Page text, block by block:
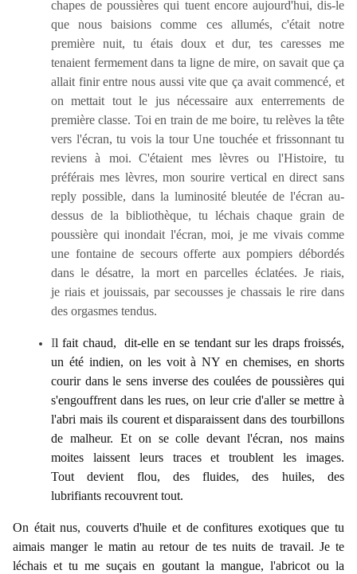
chapes de poussières qui tuent encore aujourd'hui, dis-le
que nous baisions comme ces allumés, c'était notre
première nuit, tu étais doux et dur, tes caresses me
tenaient fermement dans ta ligne de mire, on savait que ça
allait finir entre nous aussi vite que ça avait commencé, et
on mettait tout le jus nécessaire aux enterrements de
première classe. Toi en train de me boire, tu relèves la tête
vers l'écran, tu vois la tour Une touchée et frissonnant tu
reviens à moi. C'étaient mes lèvres ou l'Histoire, tu
préférais mes lèvres, mon sourire vertical en direct sans
reply possible, dans la luminosité bleutée de l'écran au-
dessus de la bibliothèque, tu léchais chaque grain de
poussière qui inondait l'écran, moi, je me vivais comme
une fontaine de secours offerte aux pompiers débordés
dans le désatre, la mort en parcelles éclatées. Je riais,
je riais et jouissais, par secousses je chassais le rire dans
des orgasmes tendus.
Il fait chaud, dit-elle en se tendant sur les draps froissés,
un été indien, on les voit à NY en chemises, en shorts
courir dans le sens inverse des coulées de poussières qui
s'engouffrent dans les rues, on leur crie d'aller se mettre à
l'abri mais ils courent et disparaissent dans des tourbillons
de malheur. Et on se colle devant l'écran, nos mains
moites laissent leurs traces et troublent les images.
Tout devient flou, des fluides, des huiles, des
lubrifiants recouvrent tout.
On était nus, couverts d'huile et de confitures exotiques que tu
aimais manger le matin au retour de tes nuits de travail. Je te
léchais et tu me suçais en goutant la mangue, l'abricot ou la